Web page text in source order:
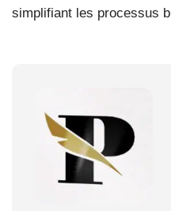
simplifiant les processus